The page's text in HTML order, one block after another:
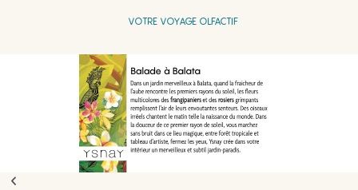
VOTRE VOYAGE OLFACTIF